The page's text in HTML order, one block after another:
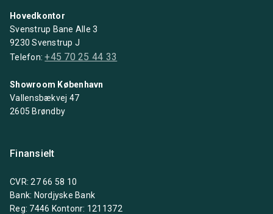
Hovedkontor
Svenstrup Bane Alle 3
9230 Svenstrup J
Telefon:+45 70 25 44 33
Showroom København
Vallensbækvej 47
2605 Brøndby
Finansielt
CVR: 27 66 58 10
Bank: Nordjyske Bank
Reg: 7446 Kontonr: 1211372